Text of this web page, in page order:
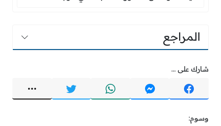
المراجع
شارك على ...
وسوم: